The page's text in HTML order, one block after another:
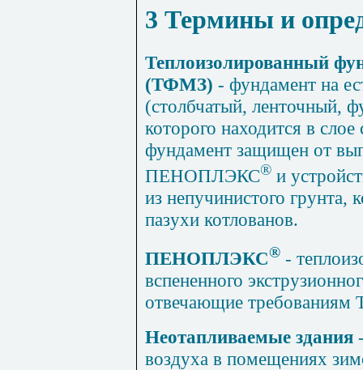
3 Термины и
Теплоизолированный
(ТФМЗ) - фундамент на
(столбчатый, ленточный,
которого находится в
фундамент защищен от
ПЕНОПЛЭКС® и
из непучинистого грунта,
пазухи котлованов.
ПЕНОПЛЭКС® -
вспененного
отвечающие
Неотапливаемые здания
воздуха в помещениях